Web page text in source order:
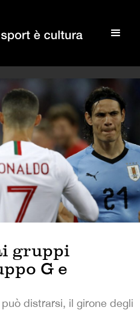
gruppi
G e
distrarsi, il girone degli